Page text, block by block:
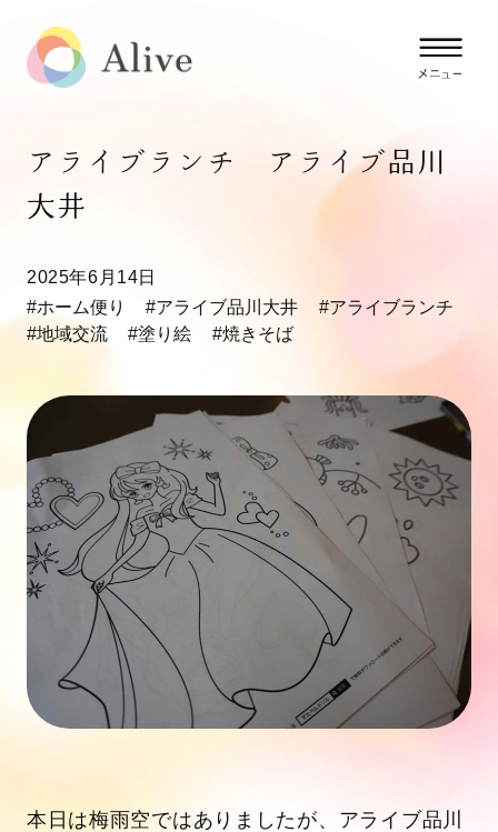
アライブランチ アライブ品川
大井
2025年6月14日
#ホーム便り
#アライブ品川大井
#アライブランチ
#地域交流
#塗り絵 #焼きそば
本日は梅雨空ではありましたが、アライブ品川